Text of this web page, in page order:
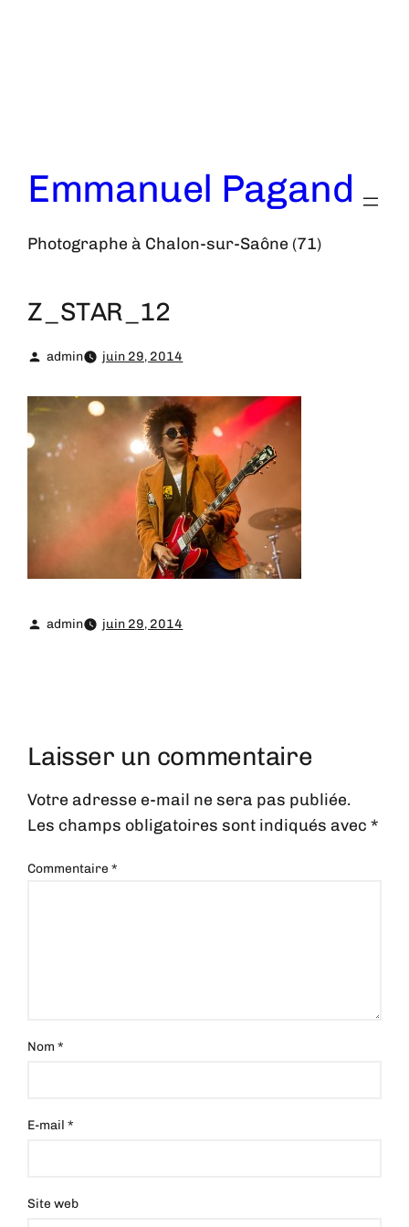
Emmanuel Pagand
Photographe à Chalon-sur-Saône (71)
Z_STAR_12
admin juin 29, 2014
admin juin 29, 2014
Laisser un commentaire
Votre adresse e-mail ne sera pas publiée.
Les champs obligatoires sont indiqués avec*
Commentaire*
Nom*
E-mail*
Site web